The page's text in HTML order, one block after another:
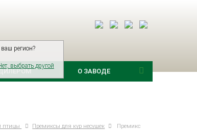
регион?
выбрать другой
О ЗАВОДЕ
птицы Премиксы для кур несушек
Премикс